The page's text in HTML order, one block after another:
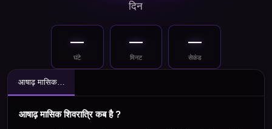
दिन
—
घंटे
—
मिनट
—
सेकंड
आषाढ़ मासिक शिवरात्रि कब है ?
आषाढ़ मासिक शिवरात्रि कब है ?